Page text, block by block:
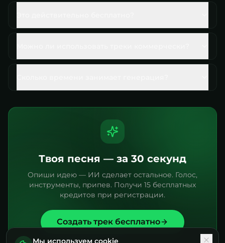
Твоя песня — за 30 секунд
Опиши идею — ИИ сделает остальное. Голос,
инструменты, припев. Получи 15 бесплатных
кредитов при регистрации.
Создать трек бесплатно
Мы используем cookie